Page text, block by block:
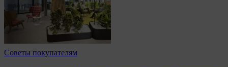
Советы покупателям